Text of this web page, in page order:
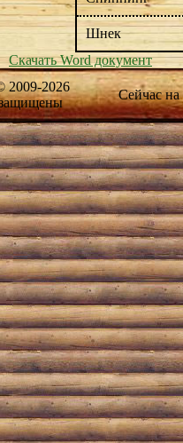
Шнек
Скачать Word документ
2009-2026
Сейчас